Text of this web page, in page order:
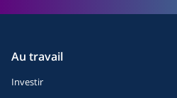
Au travail
Investir